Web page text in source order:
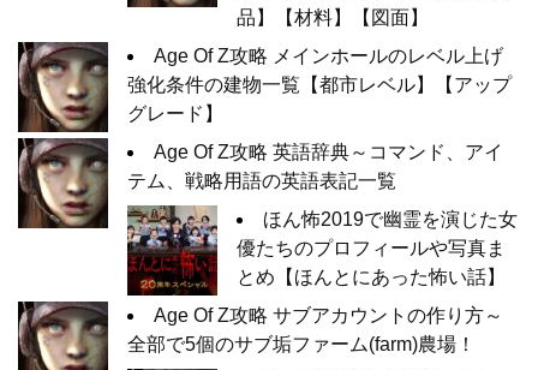
品】【材料】【図面】
Age Of Z攻略 メインホールのレベル上げ
強化条件の建物一覧【都市レベル】【アップ
グレード】
Age Of Z攻略 英語辞典～コマンド、アイ
テム、戦略用語の英語表記一覧
ほん怖2019で幽霊を演じた女
優たちのプロフィールや写真ま
とめ【ほんとにあった怖い話】
Age Of Z攻略 サブアカウントの作り方～
全部で5個のサブ垢ファーム(farm)農場！